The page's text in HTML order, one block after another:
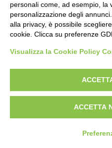
NOIR STUDIO SRL | VIA CARLO
CF
personali come, ad esempio, la
personalizzazione degli
alla privacy, è possibile
cookie. Clicca su preferenze
Visualizza la Cookie Policy
ACCETTA